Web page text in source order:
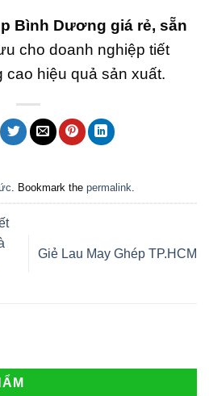
Bình Dương giá rẻ, sẵn
cho doanh nghiệp tiết
cao hiệu quả sản xuất.
. Bookmark the permalink.
Giẻ Lau May Ghép TP.HCM